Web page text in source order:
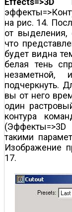
на рис. 14.
от выделения,
что
будет видна
белая тень
подчеркнуть.
вы от него
один
контура
такими
Изображение
17.